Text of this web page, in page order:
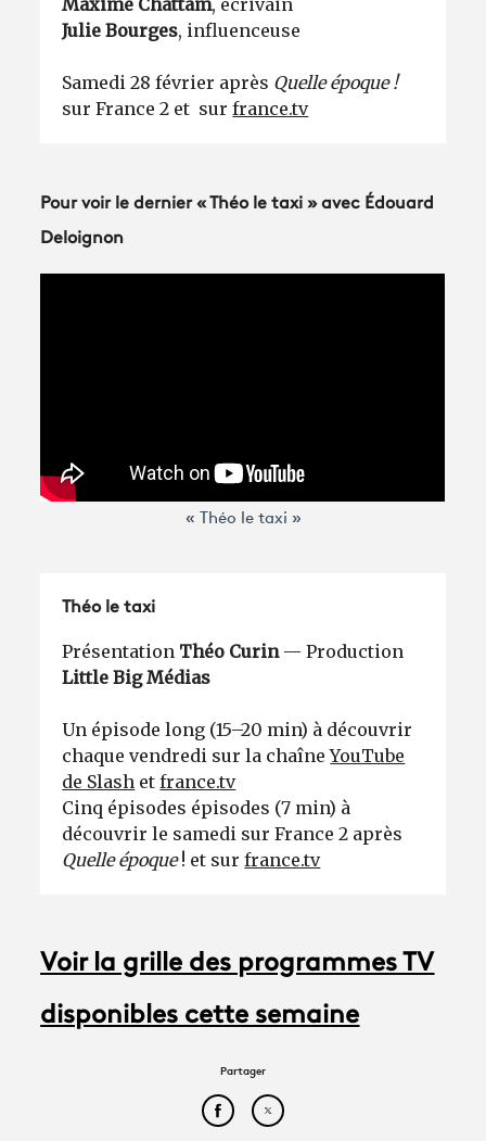
Julie Bourges, influenceuse
Samedi 28 février après Quelle époque !
sur France 2 et surfrance.tv
Pour voir le dernier « Théo le taxi » avec Édouard
Deloignon
« Théo le taxi »
Théo le taxi
Présentation Théo Curin— Production
Little Big Médias
Un épisode long (15–20 min) à découvrir
chaque vendredi sur la chaîneYouTube
de Slash etfrance.tv
Cinq épisodes épisodes (7 min) à
découvrir le samedi sur France 2 après
Quelle époque! et surfrance.tv
Voir la grille des programmes TV
disponibles cette semaine
Partager
Partager cet article sur
Partager cet article sur